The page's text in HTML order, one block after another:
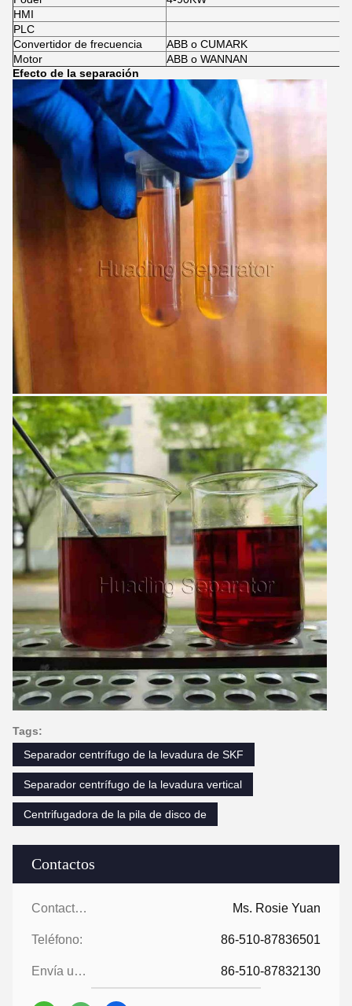
Contactos
Contactos: Ms. Rosie Yuan
Teléfono: 86-510-87836501
Envía un fax.: 86-510-87832130
HMI
PLC
Convertidor de frecuencia
ABB o CUMARK
Motor
ABB o WANNAN
Efecto de la separación
Tags:
Separador centrífugo de la levadura de SKF
Separador centrífugo de la levadura vertical
Centrifugadora de la pila de disco de